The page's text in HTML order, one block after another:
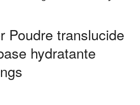
Poudre translucide
hydratante